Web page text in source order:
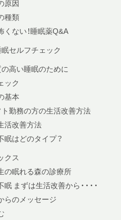
原因
種類
くない！睡眠薬Q&A
セルフチェック
高い睡眠のために
ック
基本
ト勤務の方の生活改善方法
活改善方法
眠はどのタイプ？
クス
の眠れる森の診療所
まずは生活改善から・・・・
らのメッセージ